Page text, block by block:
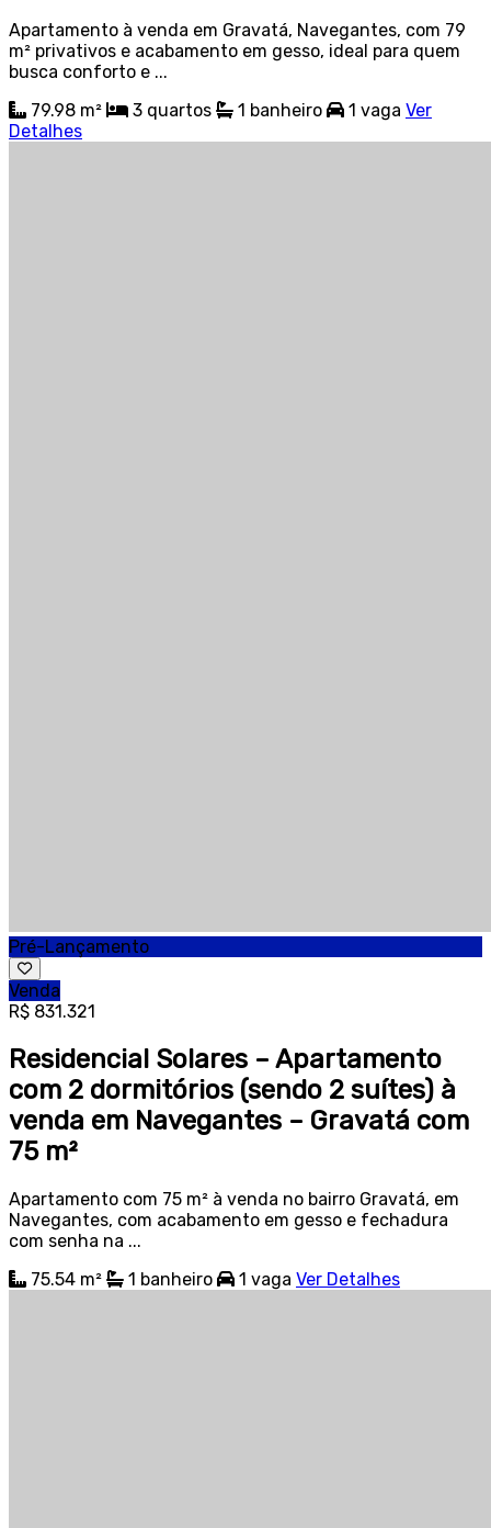
Apartamento à venda em Gravatá, Navegantes, com 79
m² privativos e acabamento em gesso, ideal para quem
busca conforto e ...
79.98 m²
3 quartos 1 banheiro 1 vaga Ver
Detalhes
Pré-Lançamento
Venda
R$ 831.321
Residencial Solares – Apartamento
com 2 dormitórios (sendo 2 suítes) à
venda em Navegantes – Gravatá com
75 m²
Apartamento com 75 m² à venda no bairro Gravatá, em
Navegantes, com acabamento em gesso e fechadura
com senha na ...
75.54 m²
1 banheiro 1 vaga Ver Detalhes